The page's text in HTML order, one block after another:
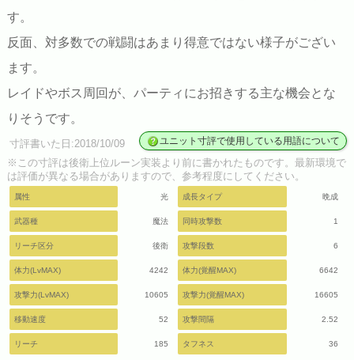
す。
反面、対多数での戦闘はあまり得意ではない様子がござい
ます。
レイドやボス周回が、パーティにお招きする主な機会とな
りそうです。
寸評書いた日:2018/10/09 ユニット寸評で使用している用語について
※この寸評は後衛上位ルーン実装より前に書かれたものです。最新環境で
は評価が異なる場合がありますので、参考程度にしてください。
属性 光 成長タイプ 晩成
武器種 魔法 同時攻撃数 1
リーチ区分 後衛 攻撃段数 6
体力(LvMAX) 4242 体力(覚醒MAX) 6642
攻撃力(LvMAX) 10605 攻撃力(覚醒MAX) 16605
移動速度 52 攻撃間隔 2.52
リーチ 185 タフネス 36